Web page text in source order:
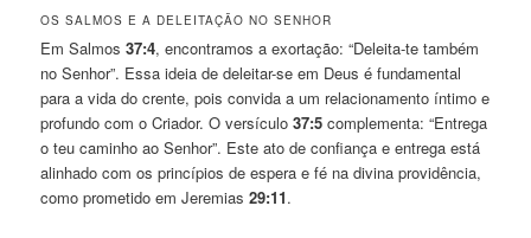
OS SALMOS E A DELEITAÇÃO NO SENHOR
Em Salmos37:4, encontramos a exortação: “Deleita-te também
no Senhor”. Essa ideia de deleitar-se em Deus é fundamental
para a vida do crente, pois convida a um relacionamento íntimo e
profundo com o Criador. O versículo37:5 complementa: “Entrega
o teu caminho ao Senhor”. Este ato de confiança e entrega está
alinhado com os princípios de espera e fé na divina providência,
como prometido em Jeremias29:11.